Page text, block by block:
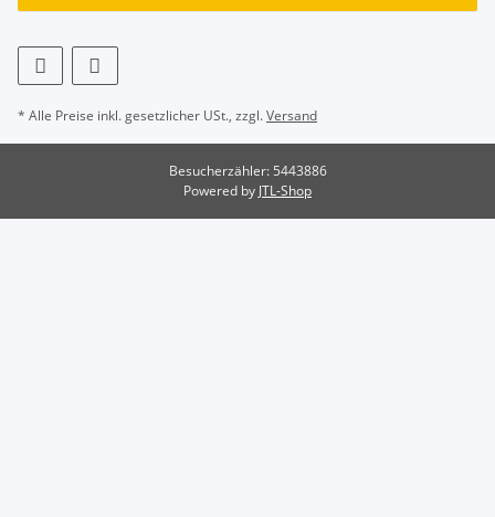
* Alle Preise inkl. gesetzlicher USt., zzgl.Versand
Besucherzähler: 5443886
Powered by JTL-Shop